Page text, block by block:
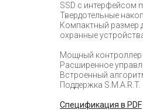
SSD с интерфейсом
Твердотельные
Компактный размер
охранные
Мощный контроллер
Расширенное
Встроенный
Поддержка S.M.A.R.T.
Cпецификация в PDF